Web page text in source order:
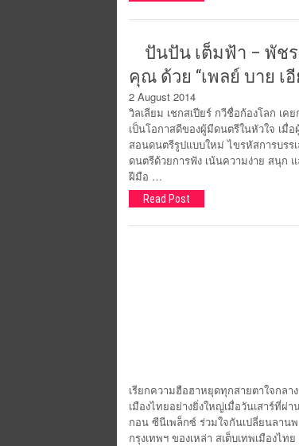
ปันปัน เต็มฟ้า – พัช
คุณ ด้วย “เพลย์ บาย เอี
2 August 2014
วิลเลียม เชกสเปียร์ กวีชื่อก้องโลก เ
เป็นโอกาสดีของผู้มีดนตรีในหัวใจ เมื่
สอนดนตรีรูปแบบใหม่ ไขรหัสการบรร
ดนตรีด้วยการฟัง เน้นความง่าย สนุก
ฝีมือ …
Read Post
เรียกความฮือฮาหยุดทุกสายตาใจกลา
เมืองไทยอย่างยิ่งใหญ่เมื่อวันเสาร์ที่ผ่
กอน ซีนีเพล็กซ์ ร่วมใจกันเปลี่ยนลาน
กรุงเทพฯ ของเหล่า สเต็บเทพเมืองไ